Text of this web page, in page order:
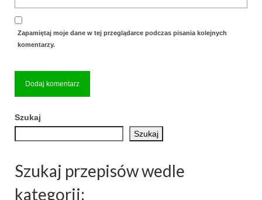
Zapamiętaj moje dane w tej przeglądarce podczas pisania kolejnych
komentarzy.
Szukaj
Szukaj
Szukaj przepisów wedle
kategorii: